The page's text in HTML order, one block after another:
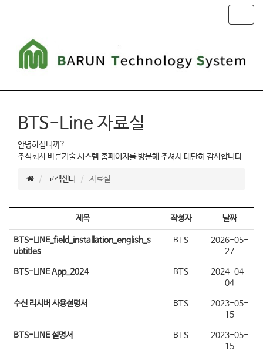
o
l
t
BTS-Line 자료실
안녕하십니까?
주식회사 바른기술 시스템 홈페이지를 방문해 주셔서 대단히 감사합니다.
고객센터 자료실
제목 작성자 날짜
BTS-LINE_field_installation_english_s
ubtitles
BTS
2026-05-
27
BTS-LINE App_2024 BTS
2024-04-
04
수신 리시버 사용설명서 BTS
2023-05-
15
BTS-LINE 설명서 BTS
2023-05-
15